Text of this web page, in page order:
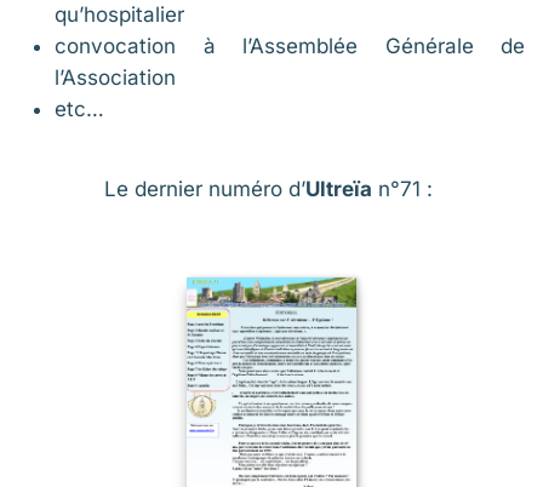
qu’hospitalier
convocation à l’Assemblée Générale de
l’Association
etc…
Le dernier numéro d’Ultreïa n°71 :